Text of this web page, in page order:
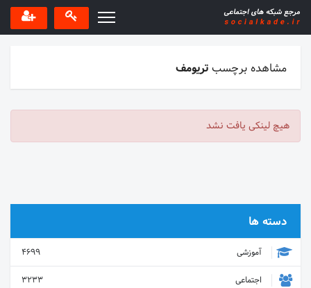
مشاهده برچسبتریومف
هیچ لینکی یافت نشد
دسته ها
آموزشی
4699
اجتماعی
3233